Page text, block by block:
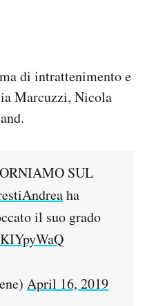
di intrattenimento e
Marcuzzi, Nicola
SUL
ha
il suo grado
April 16, 2019